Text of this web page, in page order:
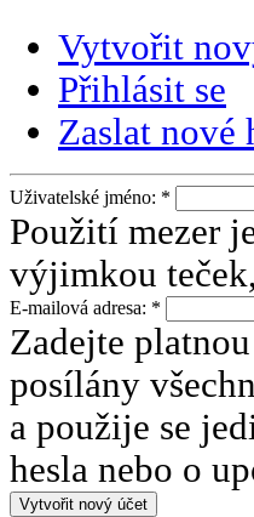
Vytvořit
Přihlásit se
Zaslat nové
Uživatelské jméno: *
Použití mezer
výjimkou
E-mailová adresa: *
Zadejte
posílány
a použije se
hesla nebo o